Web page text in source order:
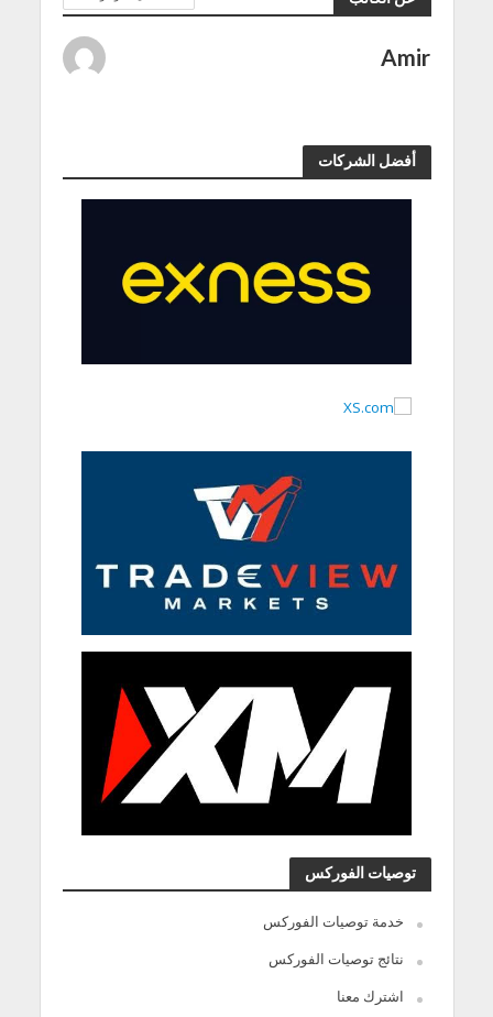
Amir
أفضل الشركات
توصيات الفوركس
خدمة توصيات الفوركس
نتائج توصيات الفوركس
اشترك معنا